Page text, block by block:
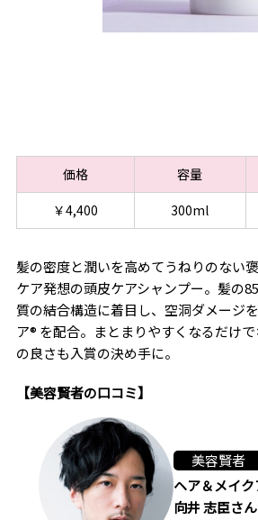
価格 容量
￥4,400
300ml
髪の密度と潤いを高めてうねりのない
ケア発想の頭皮ケアシャンプー。髪の
質の結合構造に着目し、空洞ダメージ
ア® を配合。まとまりやすくなるだけ
の良さも入賞の決め手に。
【美容賢者の口コミ】
美容賢者
ヘア＆メイ
向井 志臣さん